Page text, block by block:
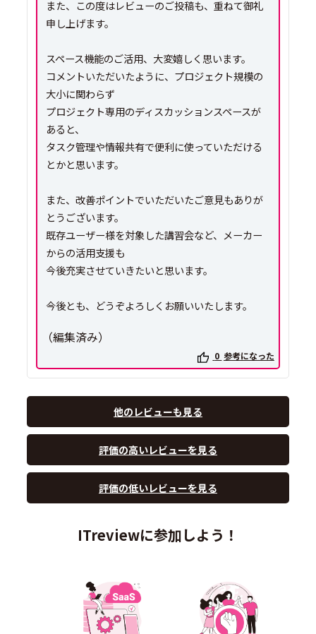
また、この度はレビューのご投稿も、重ねて御礼
申し上げます。
スペース機能のご活用、大変嬉しく思います。
コメントいただいたように、プロジェクト規模の
大小に関わらず
プロジェクト専用のディスカッションスペースが
あると、
タスク管理や情報共有で便利に使っていただける
とかと思います。
また、改善ポイントでいただいたご意見もありが
とうございます。
既存ユーザー様を対象した講習会など、メーカー
からの活用支援も
今後充実させていきたいと思います。
今後とも、どうぞよろしくお願いいたします。
（編集済み）
0 参考になった
他のレビューも見る
評価の高いレビューを見る
評価の低いレビューを見る
ITreviewに参加しよう！